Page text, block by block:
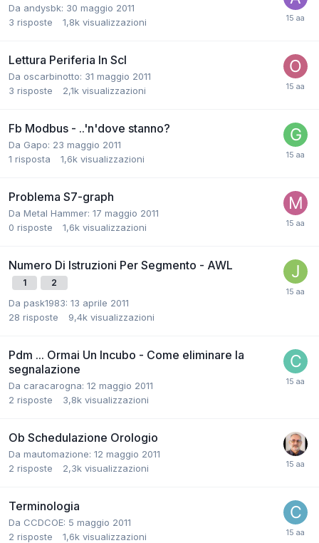
Da andysbk: 30 maggio 2011
3 risposte 1,8k visualizzazioni
Lettura Periferia In Scl
Da oscarbinotto: 31 maggio 2011
3 risposte 2,1k visualizzazioni
Fb Modbus - ..'n'dove stanno?
Da Gapo: 23 maggio 2011
1 risposta 1,6k visualizzazioni
Problema S7-graph
Da Metal Hammer: 17 maggio 2011
0 risposte 1,6k visualizzazioni
Numero Di Istruzioni Per Segmento - AWL
1 2
Da pask1983: 13 aprile 2011
28 risposte 9,4k visualizzazioni
Pdm ... Ormai Un Incubo - Come eliminare la
segnalazione
Da caracarogna: 12 maggio 2011
2 risposte 3,8k visualizzazioni
Ob Schedulazione Orologio
Da mautomazione: 12 maggio 2011
2 risposte 2,3k visualizzazioni
Terminologia
Da CCDCOE: 5 maggio 2011
2 risposte 1,6k visualizzazioni